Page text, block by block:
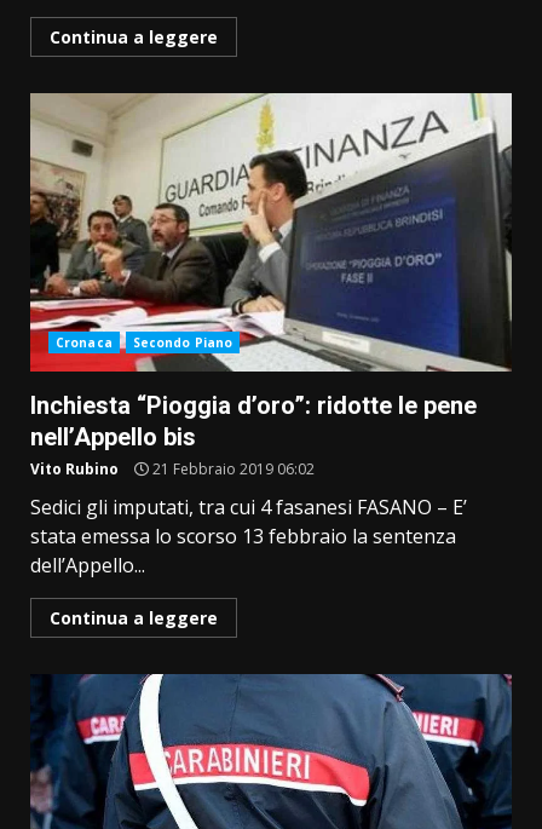
Continua a leggere
Cronaca Secondo Piano
Inchiesta “Pioggia d’oro”: ridotte le pene
nell’Appello bis
Vito Rubino 21 Febbraio 2019 06:02
Sedici gli imputati, tra cui 4 fasanesi FASANO – E’
stata emessa lo scorso 13 febbraio la sentenza
dell’Appello...
Continua a leggere